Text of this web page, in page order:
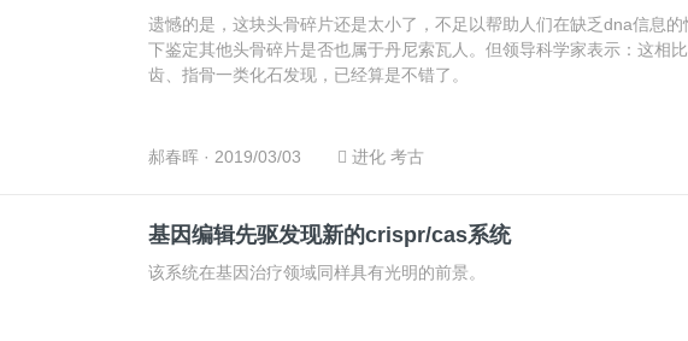
遗憾的是，这块头骨碎片还是太小了，不足以帮助人们在缺乏dna信息的
下鉴定其他头骨碎片是否也属于丹尼索瓦人。但领导科学家表示：这相
齿、指骨一类化石发现，已经算是不错了。
郝春晖 · 2019/03/03 进化 考古
基因编辑先驱发现新的crispr/cas系统
该系统在基因治疗领域同样具有光明的前景。